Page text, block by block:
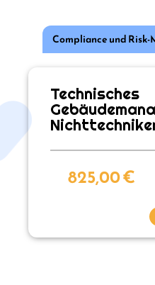
Compliance und
Technisches
825,00€